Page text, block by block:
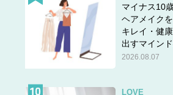
マイナス10
ヘアメイク
キレイ・健
出すマイン
2026.08.07
LOVE